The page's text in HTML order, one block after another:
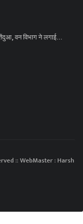
वन विभाग ने लगाई...
:: WebMaster : Harsh